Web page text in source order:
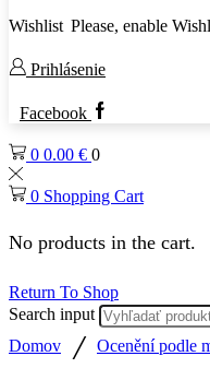
Wishlist Please, enable
Prihlásenie
Facebook
0 0.00 € 0
0 Shopping Cart
No products in the cart.
Return To Shop
Search input
Domov / Ocenění podle